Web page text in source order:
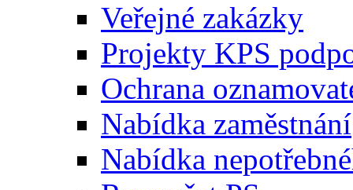
Veřejné zakázky
Projekty KPS
Ochrana
Nabídka zaměstnání
Nabídka